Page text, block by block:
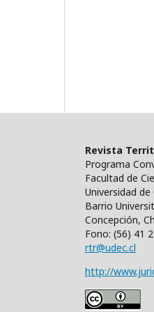
Revista
Programa
Facultad de
Universidad
Barrio
Concepción,
Fono: (56) 41
rtr@udec.cl
http://